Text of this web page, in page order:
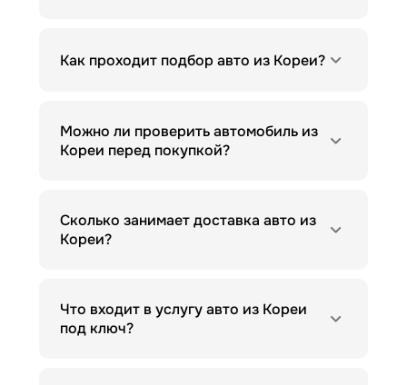
Как проходит подбор авто из Кореи?
Можно ли проверить автомобиль из
Кореи перед покупкой?
Сколько занимает доставка авто из
Кореи?
Что входит в услугу авто из Кореи
под ключ?